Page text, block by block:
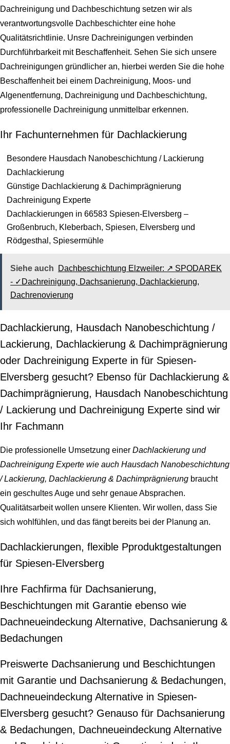
Dachreinigung und Dachbeschichtung setzen wir als
verantwortungsvolle Dachbeschichter eine hohe
Qualitätsrichtlinie. Unsre Dachreinigungen verbinden
Durchführbarkeit mit Beschaffenheit. Sehen Sie sich unsere
Dachreinigungen gründlicher an, hierbei werden Sie die hohe
Beschaffenheit bei einem Dachreinigung, Moos- und
Algenentfernung, Dachreinigung und Dachbeschichtung,
professionelle Dachreinigung unmittelbar erkennen.
Ihr Fachunternehmen für Dachlackierung
Besondere Hausdach Nanobeschichtung / Lackierung
Dachlackierung
Günstige Dachlackierung & Dachimprägnierung
Dachreinigung Experte
Dachlackierungen in 66583 Spiesen-Elversberg –
Großenbruch, Kleberbach, Spiesen, Elversberg und
Rödgesthal, Spiesermühle
Siehe auch
Dachbeschichtung Elzweiler: ↗️ SPODAREK
- ✓Dachreinigung, Dachsanierung, Dachlackierung,
Dachrenovierung
Dachlackierung, Hausdach Nanobeschichtung /
Lackierung, Dachlackierung & Dachimprägnierung
oder Dachreinigung Experte in für Spiesen-
Elversberg gesucht? Ebenso für Dachlackierung &
Dachimprägnierung, Hausdach Nanobeschichtung
/ Lackierung und Dachreinigung Experte sind wir
Ihr Fachmann
Die professionelle Umsetzung einer Dachlackierung und
Dachreinigung Experte wie auch Hausdach Nanobeschichtung
/ Lackierung, Dachlackierung & Dachimprägnierung braucht
ein geschultes Auge und sehr genaue Absprachen.
Qualitätsarbeit wollen unsere Klienten. Wir wollen, dass Sie
sich wohlfühlen, und das fängt bereits bei der Planung an.
Dachlackierungen, flexible Pproduktgestaltungen
für Spiesen-Elversberg
Ihre Fachfirma für Dachsanierung,
Beschichtungen mit Garantie ebenso wie
Dachneueindeckung Alternative, Dachsanierung &
Bedachungen
Preiswerte Dachsanierung und Beschichtungen
mit Garantie und Dachsanierung & Bedachungen,
Dachneueindeckung Alternative in Spiesen-
Elversberg gesucht? Genauso für Dachsanierung
& Bedachungen, Dachneueindeckung Alternative